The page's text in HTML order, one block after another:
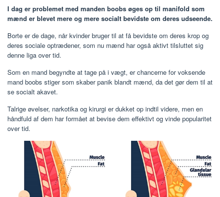
I dag er problemet med manden boobs øges op til manifold som
mænd er blevet mere og mere socialt bevidste om deres udseende.
Borte er de dage, når kvinder bruger til at få bevidste om deres krop og
deres sociale optrædener, som nu mænd har også aktivt tilsluttet sig
denne liga over tid.
Som en mand begyndte at tage på i vægt, er chancerne for voksende
mand boobs stiger som skaber panik blandt mænd, da det gør dem til at
se socialt akavet.
Talrige øvelser, narkotika og kirurgi er dukket op indtil videre, men en
håndfuld af dem har formået at bevise dem effektivt og vinde popularitet
over tid.